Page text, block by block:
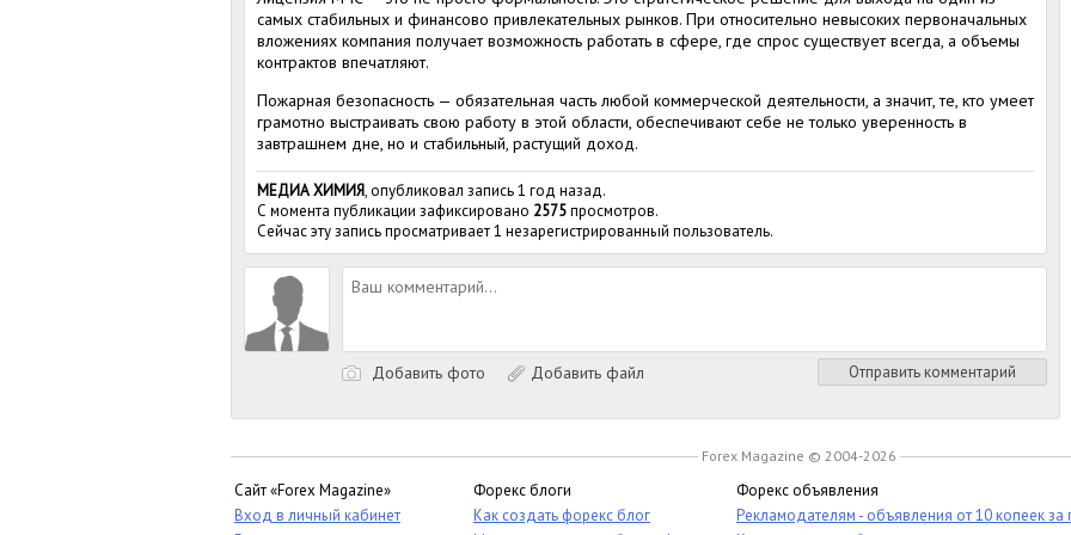
самых стабильных и финансово привлекательных рынков. При относительно невысоких первоначальных
вложениях компания получает возможность работать в сфере, где спрос существует всегда, а объемы
контрактов впечатляют.
Пожарная безопасность — обязательная часть любой коммерческой деятельности, а значит, те, кто умеет
грамотно выстраивать свою работу в этой области, обеспечивают себе не только уверенность в
завтрашнем дне, но и стабильный, растущий доход.
МЕДИА ХИМИЯ, опубликовал запись 1 год назад.
С момента публикации зафиксировано 2575просмотров.
Сейчас эту запись просматривает 1 незарегистрированный пользователь.
Добавить фото Добавить файл Отправить комментарий
Forex Magazine © 2004-2026
Сайт «Forex Magazine»
Вход в личный кабинет
Форекс блоги
Как создать форекс блог
Форекс объявления
Рекламодателям - объявления от 10 копеек за